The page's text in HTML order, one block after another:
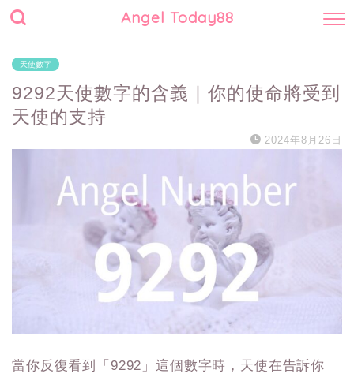
Angel Today88
天使數字
9292天使數字的含義｜你的使命將受到
天使的支持
2024年8月26日
當你反復看到「9292」這個數字時，天使在告訴你